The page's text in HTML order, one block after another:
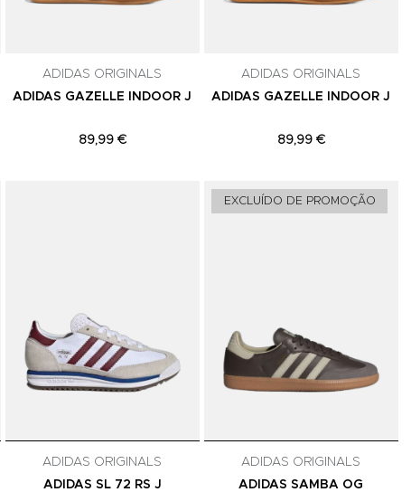
ADIDAS ORIGINALS
ADIDAS GAZELLE INDOOR J
89,99 €
ADIDAS ORIGINALS
ADIDAS GAZELLE INDOOR J
89,99 €
Adicionar aos Favoritos
ADIDAS ORIGINALS
ADIDAS SL 72 RS J
EXCLUÍDO DE PROMOÇÃO
ADIDAS ORIGINALS
ADIDAS SAMBA OG